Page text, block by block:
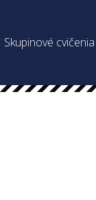
Skupinové cvičenia